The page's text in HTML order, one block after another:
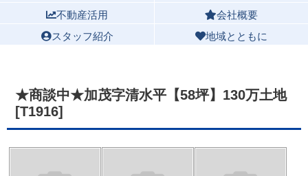
不動産活用
会社概要
スタッフ紹介
地域とともに
★商談中★加茂字清水平【58坪】130万土地
[T1916]